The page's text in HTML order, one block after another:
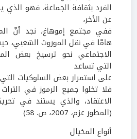
الفرد بثقافة الجماعة، فهو الذي
عن الأخر،
ففي مجتمع إموهاغ، نجد أنّ
هامّا في نقل الموروث الشعبي،
الاجتماعي نحو ترسيخ بعض
التي تساعد
على استمرار بعض السلوكيات
فلا تخلوا جميع الرموز في
الاعتقاد، والذي يستند في
(المطور عزم، 2007، ص. 58
)
أنواع المخيال